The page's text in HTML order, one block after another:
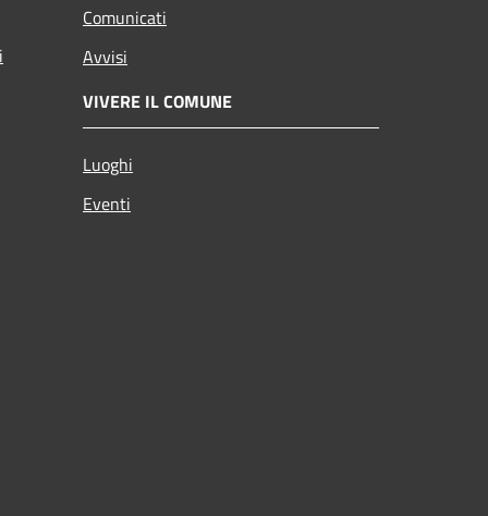
Comunicati
Avvisi
VIVERE IL COMUNE
Luoghi
Eventi